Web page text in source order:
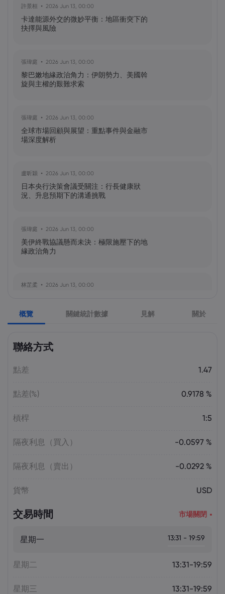
NIO 股票預測：NIO 今天下跌 5%，未來會
怎樣？
比特幣價格預測：如何在台灣購買比特
幣？
Fintech 股票值得關注：Nu
Holdings（NU）股票、SOFI 股票
Quantum Inc. 發生了什麼事？
許景桓 2026 Jun 13, 00:00
卡達能源外交的微妙平衡：地區衝突下的
抉擇與風險
張瑋庭 2026 Jun 13, 00:00
黎巴嫩地緣政治角力：伊朗勢力、美國斡
旋與主權的艱難求索
張瑋庭 2026 Jun 13, 00:00
全球市場回顧與展望：重點事件與金融市
場深度解析
盧昕穎 2026 Jun 13, 00:00
日本央行決策會議受關注：行長健康狀
況、升息預期下的溝通挑戰
張瑋庭 2026 Jun 13, 00:00
美伊終戰協議懸而未決：極限施壓下的地
緣政治角力
林芷柔 2026 Jun 13, 00:00
張瑋庭 2026 Jun 13, 00:00
北約安全態勢與美軍部署調整：美歐風險
陳昊然
量增，市場波動趨緩
概覽 關鍵統計數據 見解 關於
聯絡方式
點差 1.47
點差(%) 0.9178 %
槓桿 1:5
隔夜利息（買入） -0.0597 %
隔夜利息（賣出） -0.0292 %
貨幣 USD
交易時間 市場關閉
星期一 13:31 - 19:59
星期二 13:31-19:59
星期三 13:31-19:59